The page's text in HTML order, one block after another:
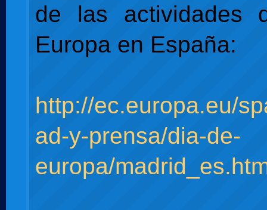
de las actividades
Europa en España:
http://ec.europa.eu/
ad-y-prensa/dia-de-
europa/